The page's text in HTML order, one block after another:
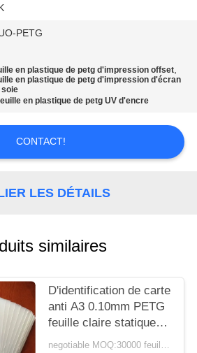
PETG
en plastique de petg d'impression offset,
en plastique de petg d'impression d'écran
soie
en plastique de petg UV d'encre
CONTACT!
LES DÉTAILS
similaires
D'identification de carte
anti A3 0.10mm PETG
feuille claire statique
de la production
negotiable MOQ:30000 feuilles ou 2 tonnes